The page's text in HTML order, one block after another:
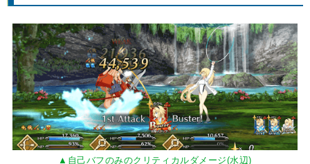
▲自己バフのみのクリティカルダメージ(水辺)